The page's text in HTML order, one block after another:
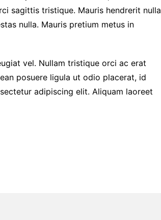
sagittis tristique. Mauris hendrerit nulla
nulla. Mauris pretium metus in
vel. Nullam tristique orci ac erat
posuere ligula ut odio placerat, id
adipiscing elit. Aliquam laoreet